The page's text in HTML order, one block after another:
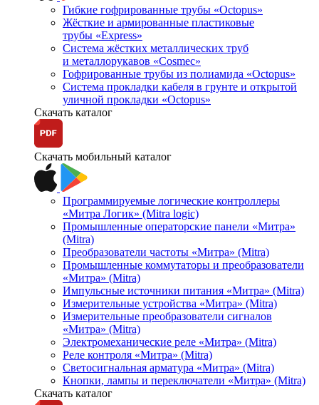
Гибкие гофрированные трубы «Octopus»
Жёсткие и армированные пластиковые
трубы «Express»
Система жёстких металлических труб
и металлорукавов «Cosmec»
Гофрированные трубы из полиамида «Octopus»
Система прокладки кабеля в грунте и открытой
уличной прокладки «Octopus»
Скачать каталог
Скачать мобильный каталог
Программируемые логические контроллеры
«Митра Логик» (Mitra logic)
Промышленные операторские панели «Митра»
(Mitra)
Преобразователи частоты «Митра» (Mitra)
Промышленные коммутаторы и преобразователи
«Митра» (Mitra)
Импульсные источники питания «Митра» (Mitra)
Измерительные устройства «Митра» (Mitra)
Измерительные преобразователи сигналов
«Митра» (Mitra)
Электромеханические реле «Митра» (Mitra)
Реле контроля «Митра» (Mitra)
Светосигнальная арматура «Митра» (Mitra)
Кнопки, лампы и переключатели «Митра» (Mitra)
Скачать каталог